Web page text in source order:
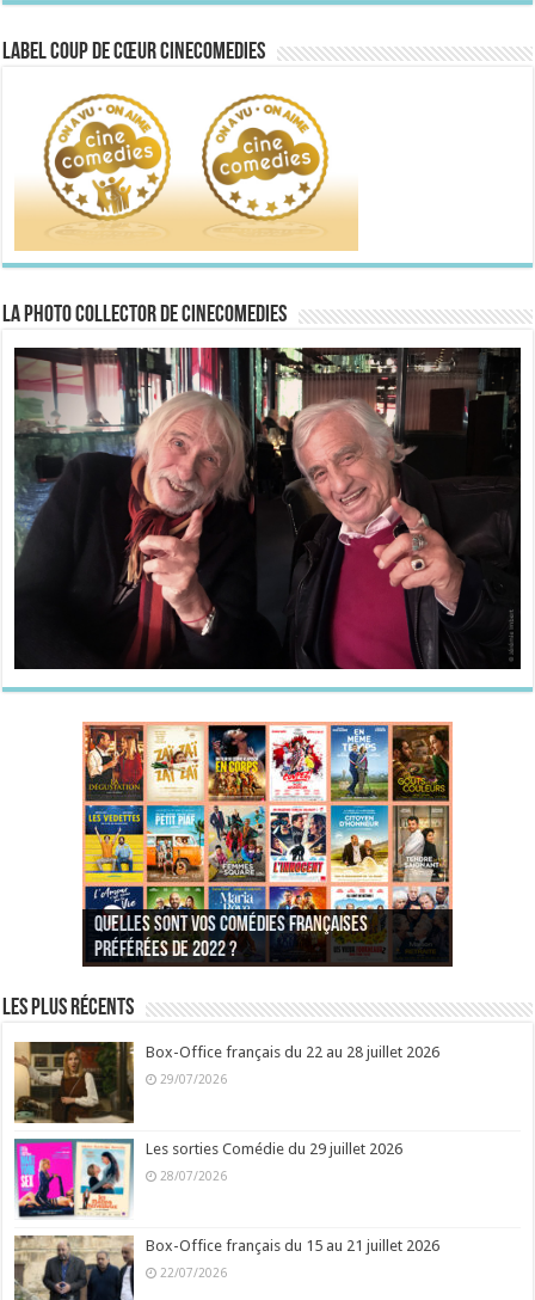
Label Coup de Cœur CineComedies
La Photo collector de CineComedies
Quelles sont vos comédies françaises
préférées de 2022 ?
Quel est votre personnage préféré du Père
Noël est une ordure ?
Quelles sont vos comédies françaises
préférées de 2021 ?
Quel est votre « Gendarme » préféré ?
Quels sont vos 3 comédies de Jean-Marie Poiré
préférées ?
Quel est votre « Tati » préféré ?
Quel est votre « bronzé » préféré ?
Les plus récents
Box-Office français du 22 au 28 juillet 2026
29/07/2026
Les sorties Comédie du 29 juillet 2026
28/07/2026
Box-Office français du 15 au 21 juillet 2026
22/07/2026